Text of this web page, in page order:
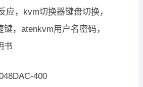
应，kvm切换器键盘切换，
，atenkvm用户名密码，
书
400